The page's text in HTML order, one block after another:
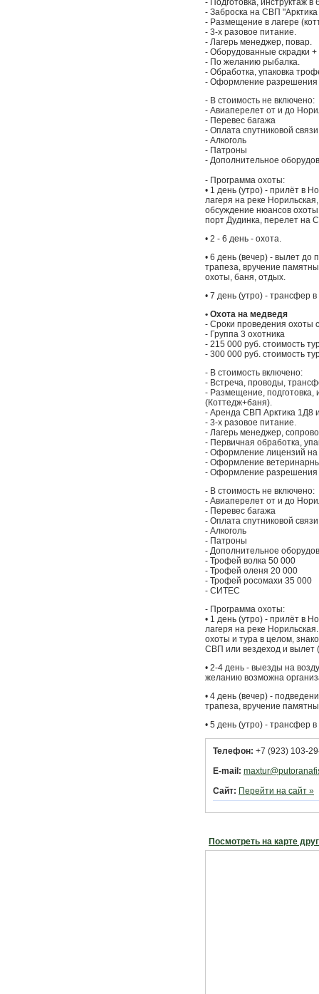
- Подготовка, инструктаж
- Заброска на СВП
- Размещение в лагере
- 3-х разовое питание.
- Лагерь менеджер, повар.
- Оборудованные скрадки
- По желанию рыбалка.
- Обработка, упаковка
- Оформление разрешения
- В стоимость не включено:
- Авиаперелет от и до
- Перевес багажа
- Оплата спутниковой связи
- Алкоголь
- Патроны
- Дополнительное
- Программа охоты:
• 1 день (утро) - прилёт в
лагеря на реке
обсуждение нюансов охоты
порт Дудинка, перелет на
• 2 - 6 день - охота.
• 6 день (вечер) - вылет до
трапеза, вручение
охоты, баня, отдых.
• 7 день (утро) - трансфер
• Охота на медведя
- Сроки проведения охоты
- Группа 3 охотника
- 215 000 руб. стоимость
- 300 000 руб. стоимость
- В стоимость включено:
- Встреча, проводы,
- Размещение, подготовка,
(Коттедж+баня).
- Аренда СВП Арктика 1Д8
- 3-х разовое питание.
- Лагерь менеджер,
- Первичная обработка,
- Оформление лицензий на
- Оформление
- Оформление разрешения
- В стоимость не включено:
- Авиаперелет от и до
- Перевес багажа
- Оплата спутниковой связи
- Алкоголь
- Патроны
- Дополнительное
- Трофей волка 50 000
- Трофей оленя 20 000
- Трофей росомахи 35 000
- СИТЕС
- Программа охоты:
• 1 день (утро) - прилёт в
лагеря на реке
охоты и тура в целом,
СВП или вездеход и вылет
• 2-4 день - выезды на
желанию возможна
• 4 день (вечер) -
трапеза, вручение
• 5 день (утро) - трансфер
Телефон: +7 (923) 103-
E-mail:
Сайт: Перейти на сайт »
Посмотреть на карте